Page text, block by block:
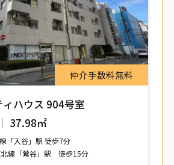
仲介手数料無料
ィハウス 904号室
37.98㎡
「入谷」駅 徒歩7分
北線「鶯谷」駅 徒歩15分